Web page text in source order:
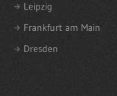
Leipzig
Frankfurt am Main
Dresden